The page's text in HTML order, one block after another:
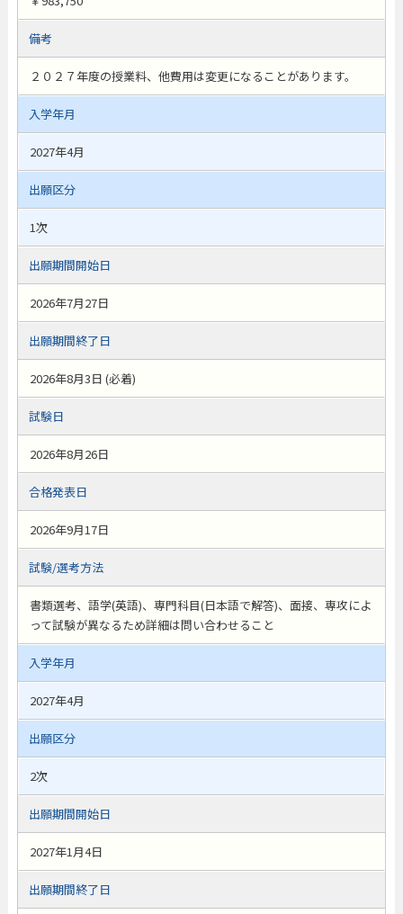
備考
２０２７年度の授業料、他費用は変更になることがあります。
入学年月
2027年4月
出願区分
1次
出願期間開始日
2026年7月27日
出願期間終了日
2026年8月3日 (必着)
試験日
2026年8月26日
合格発表日
2026年9月17日
試験/選考方法
書類選考、語学(英語)、専門科目(日本語で解答)、面接、専攻によ
って試験が異なるため詳細は問い合わせること
入学年月
2027年4月
出願区分
2次
出願期間開始日
2027年1月4日
出願期間終了日